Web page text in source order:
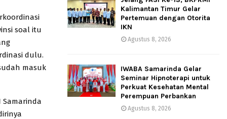
soal itu
dulu.
masuk
Kalimantan Timur Gelar
Pertemuan dengan Otorita
IKN
Agustus 8, 2026
IWABA Samarinda Gelar
Seminar Hipnoterapi untuk
Perkuat Kesehatan Mental
Perempuan Perbankan
Agustus 8, 2026